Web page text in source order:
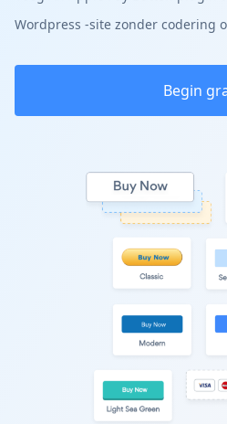
Wordpress -site zonder codering
Begin